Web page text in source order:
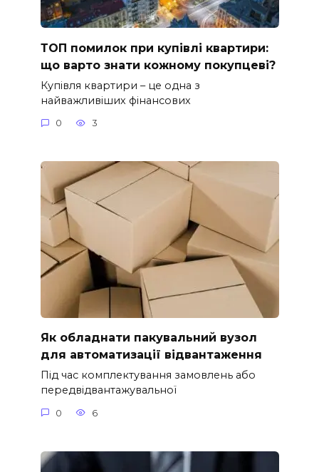
ТОП помилок при купівлі квартири:
що варто знати кожному покупцеві?
Купівля квартири – це одна з
найважливіших фінансових
0 3
Як обладнати пакувальний вузол
для автоматизації відвантаження
Під час комплектування замовлень або
передвідвантажувальної
0 6